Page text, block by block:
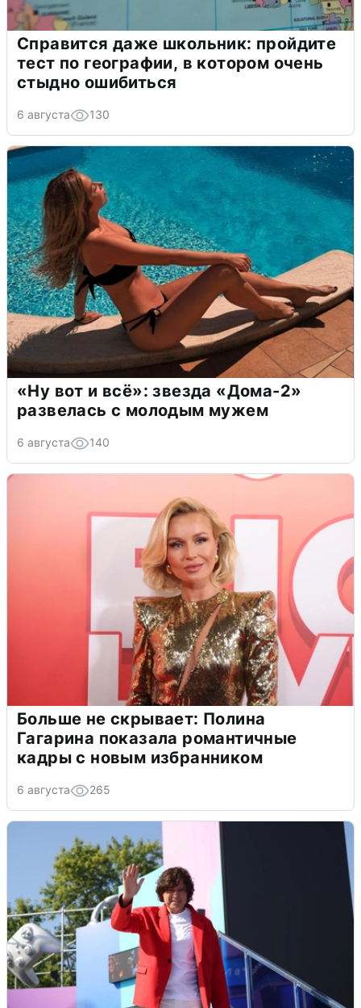
Справится даже школьник: пройдите
тест по географии, в котором очень
стыдно ошибиться
6 августа 130
«Ну вот и всё»: звезда «Дома-2»
развелась с молодым мужем
6 августа 140
Больше не скрывает: Полина
Гагарина показала романтичные
кадры с новым избранником
6 августа 265